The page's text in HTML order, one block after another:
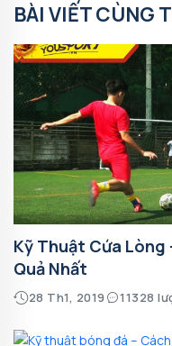
BÀI VIẾT CÙNG
Kỹ Thuật Cứa Lòng
Quả Nhất
28 Th1, 2019 11328